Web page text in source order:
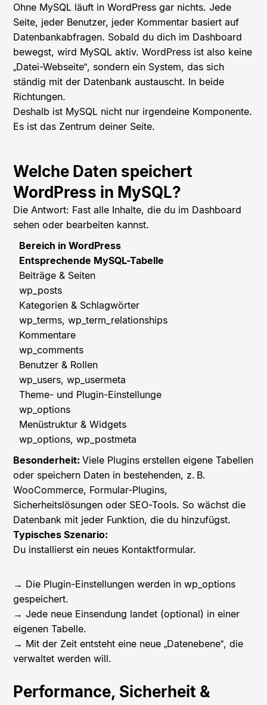
Ohne MySQL läuft in WordPress gar nichts. Jede
Seite, jeder Benutzer, jeder Kommentar basiert auf
Datenbankabfragen. Sobald du dich im Dashboard
bewegst, wird MySQL aktiv. WordPress ist also keine
„Datei-Webseite“, sondern ein System, das sich
ständig mit der Datenbank austauscht. In beide
Richtungen.
Deshalb ist MySQL nicht nur irgendeine Komponente.
Es ist das Zentrum deiner Seite.
Welche Daten speichert
WordPress in MySQL?
Die Antwort: Fast alle Inhalte, die du im Dashboard
sehen oder bearbeiten kannst.
Bereich in WordPress
Entsprechende MySQL-Tabelle
Beiträge & Seiten
wp_posts
Kategorien & Schlagwörter
wp_terms, wp_term_relationships
Kommentare
wp_comments
Benutzer & Rollen
wp_users, wp_usermeta
Theme- und Plugin-Einstellunge
wp_options
Menüstruktur & Widgets
wp_options, wp_postmeta
Besonderheit:Viele Plugins erstellen eigene Tabellen
oder speichern Daten in bestehenden, z. B.
WooCommerce, Formular-Plugins,
Sicherheitslösungen oder SEO-Tools. So wächst die
Datenbank mit jeder Funktion, die du hinzufügst.
Typisches Szenario:
Du installierst ein neues Kontaktformular.
→ Die Plugin-Einstellungen werden in wp_options
gespeichert.
→ Jede neue Einsendung landet (optional) in einer
eigenen Tabelle.
→ Mit der Zeit entsteht eine neue „Datenebene“, die
verwaltet werden will.
Performance, Sicherheit &